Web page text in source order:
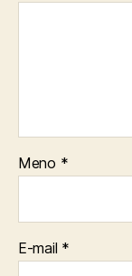
Meno *
E-mail *